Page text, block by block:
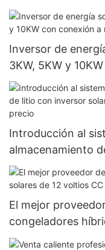
Inversor de
3KW, 5KW y
Introducción al
almacenamiento
Growatt SPF
El mejor
congeladores
con panel solar.